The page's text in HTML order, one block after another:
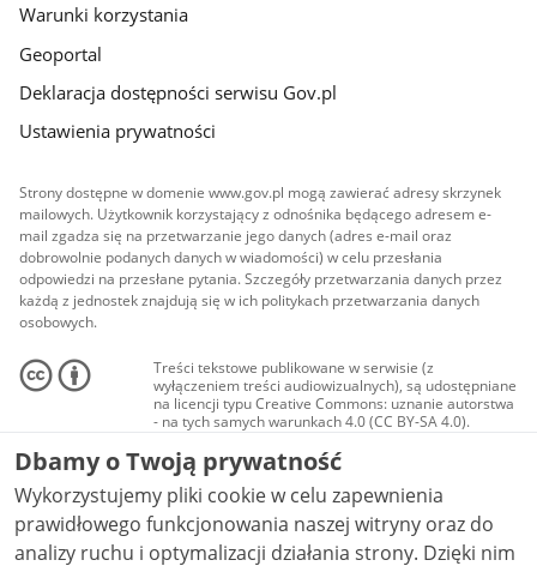
Warunki korzystania
Geoportal
Deklaracja dostępności serwisu Gov.pl
Ustawienia prywatności
Strony dostępne w domenie www.gov.pl mogą zawierać adresy skrzynek
mailowych. Użytkownik korzystający z odnośnika będącego adresem e-
mail zgadza się na przetwarzanie jego danych (adres e-mail oraz
dobrowolnie podanych danych w wiadomości) w celu przesłania
odpowiedzi na przesłane pytania. Szczegóły przetwarzania danych przez
każdą z jednostek znajdują się w ich politykach przetwarzania danych
osobowych.
Treści tekstowe publikowane w serwisie (z
wyłączeniem treści audiowizualnych), są udostępniane
na licencji typu Creative Commons: uznanie autorstwa
- na tych samych warunkach 4.0 (CC BY-SA 4.0).
Materiały audiowizualne, w tym zdjęcia, materiały
audio i wideo, są udostępniane na licencji typu
Creative Commons: uznanie autorstwa użycie
niekomercyjne - bez utworów zależnych 4.0 (CC BY-
NC-ND 4.0), o ile nie jest to stwierdzone inaczej.
Dbamy o Twoją prywatność
Wykorzystujemy pliki cookie w celu zapewnienia
prawidłowego funkcjonowania naszej witryny oraz do
analizy ruchu i optymalizacji działania strony. Dzięki nim